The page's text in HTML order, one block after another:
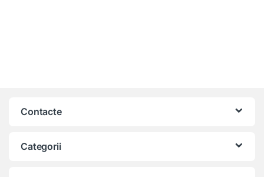
Contacte
Categorii